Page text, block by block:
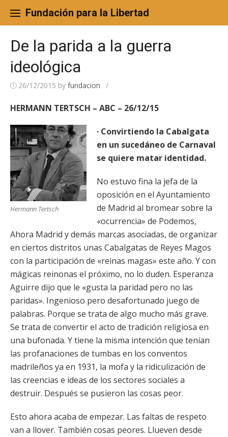
content
Fundación para la Libertad
De la parida a la guerra
ideológica
26/12/2015 by fundacion /
HERMANN TERTSCH – ABC – 26/12/15
Hermann Tertsch
· Convirtiendo la Cabalgata
en un sucedáneo de Carnaval
se quiere matar identidad.
No estuvo fina la jefa de la
oposición en el Ayuntamiento
de Madrid al bromear sobre la
«ocurrencia» de Podemos,
Ahora Madrid y demás marcas asociadas, de organizar
en ciertos distritos unas Cabalgatas de Reyes Magos
con la participación de «reinas magas» este año. Y con
mágicas reinonas el próximo, no lo duden. Esperanza
Aguirre dijo que le «gusta la paridad pero no las
paridas». Ingenioso pero desafortunado juego de
palabras. Porque se trata de algo mucho más grave.
Se trata de convertir el acto de tradición religiosa en
una bufonada. Y tiene la misma intención que tenían
las profanaciones de tumbas en los conventos
madrileños ya en 1931, la mofa y la ridiculización de
las creencias e ideas de los sectores sociales a
destruir. Después se pusieron las cosas peor.
Esto ahora acaba de empezar. Las faltas de respeto
van a llover. También cosas peores. Llueven desde